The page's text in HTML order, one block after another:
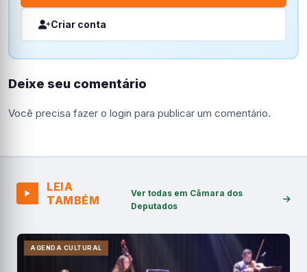
Criar conta
Deixe seu comentário
Você precisa fazer o login para publicar um comentário.
LEIA
TAMBÉM
Ver todas em Câmara dos
Deputados
AGENDA CULTURAL